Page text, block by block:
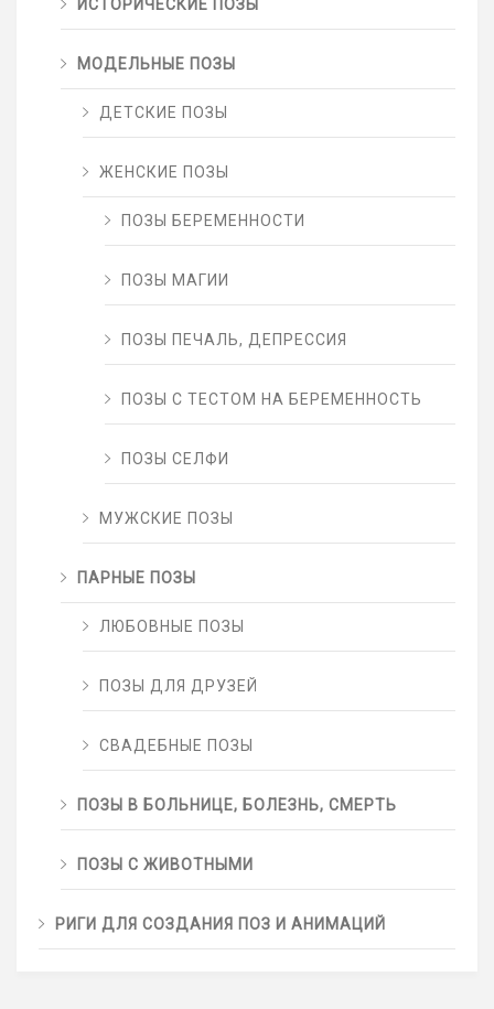
ИСТОРИЧЕСКИЕ ПОЗЫ
МОДЕЛЬНЫЕ ПОЗЫ
ДЕТСКИЕ ПОЗЫ
ЖЕНСКИЕ ПОЗЫ
ПОЗЫ БЕРЕМЕННОСТИ
ПОЗЫ МАГИИ
ПОЗЫ ПЕЧАЛЬ, ДЕПРЕССИЯ
ПОЗЫ С ТЕСТОМ НА БЕРЕМЕННОСТЬ
ПОЗЫ СЕЛФИ
МУЖСКИЕ ПОЗЫ
ПАРНЫЕ ПОЗЫ
ЛЮБОВНЫЕ ПОЗЫ
ПОЗЫ ДЛЯ ДРУЗЕЙ
СВАДЕБНЫЕ ПОЗЫ
ПОЗЫ В БОЛЬНИЦЕ, БОЛЕЗНЬ, СМЕРТЬ
ПОЗЫ С ЖИВОТНЫМИ
РИГИ ДЛЯ СОЗДАНИЯ ПОЗ И АНИМАЦИЙ